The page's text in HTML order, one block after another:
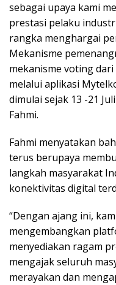
sebagai upaya kami
prestasi pelaku
rangka menghargai
Mekanisme
mekanisme voting
melalui aplikasi
dimulai sejak 13 -21
Fahmi.
Fahmi menyatakan
terus berupaya
langkah masyarakat
konektivitas digital
“Dengan ajang ini,
mengembangkan
menyediakan ragam
mengajak seluruh
merayakan dan